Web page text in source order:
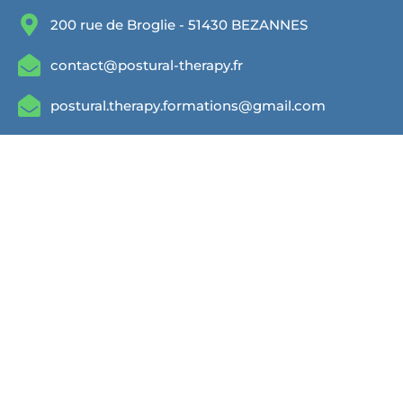
200 rue de Broglie - 51430 BEZANNES
contact@postural-therapy.fr
postural.therapy.formations@gmail.com